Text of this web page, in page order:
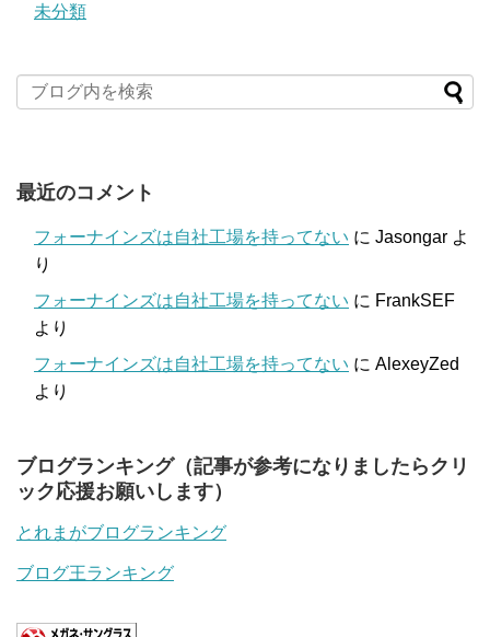
未分類
最近のコメント
フォーナインズは自社工場を持ってない に Jasongar よ
り
フォーナインズは自社工場を持ってない に FrankSEF
より
フォーナインズは自社工場を持ってない に AlexeyZed
より
ブログランキング（記事が参考になりましたらクリ
ック応援お願いします）
とれまがブログランキング
ブログ王ランキング